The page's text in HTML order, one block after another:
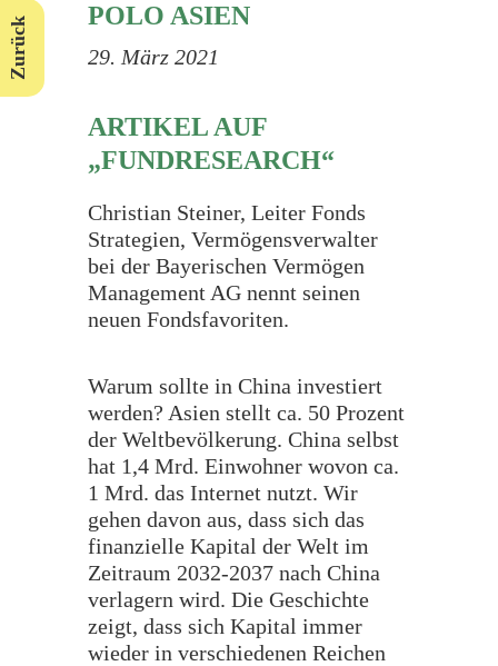
POLO ASIEN
29. März 2021
ARTIKEL AUF
„FUNDRESEARCH“
Christian Steiner, Leiter Fonds
Strategien, Vermögensverwalter
bei der Bayerischen Vermögen
Management AG nennt seinen
neuen Fondsfavoriten.
Warum sollte in China investiert
werden? Asien stellt ca. 50 Prozent
der Weltbevölkerung. China selbst
hat 1,4 Mrd. Einwohner wovon ca.
1 Mrd. das Internet nutzt. Wir
gehen davon aus, dass sich das
finanzielle Kapital der Welt im
Zeitraum 2032-2037 nach China
verlagern wird. Die Geschichte
zeigt, dass sich Kapital immer
wieder in verschiedenen Reichen
Zurück